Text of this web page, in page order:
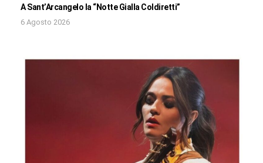
A Sant’Arcangelo la “Notte Gialla Coldiretti”
6 Agosto 2026